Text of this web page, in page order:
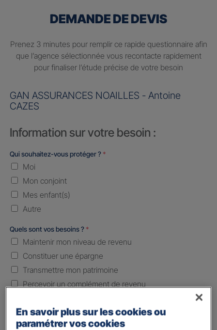
DEMANDE DE DEVIS
Prenez 3 minutes pour remplir ce rapide questionnaire afin
que l’agence sélectionnée vous recontacte rapidement
pour finaliser l’étude précise de votre besoin
GAN ASSURANCES NOAILLES - Antoine
CAZES
Information sur votre besoin :
Qui souhaitez-vous protéger ? *
Moi
Mon conjoint
Mes enfant(s)
Autre
Quels sont vos besoins ? *
Maintenir mon niveau de revenu
Constituer une épargne
Transmettre mon patrimoine
Percevoir un complément de revenu
Autre besoin
Plusieurs choix possibles
En savoir plus sur les cookies ou
paramétrer vos cookies